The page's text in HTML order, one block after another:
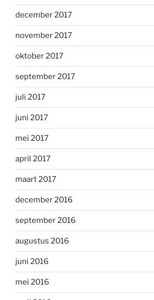
december 2017
november 2017
oktober 2017
september 2017
juli 2017
juni 2017
mei 2017
april 2017
maart 2017
december 2016
september 2016
augustus 2016
juni 2016
mei 2016